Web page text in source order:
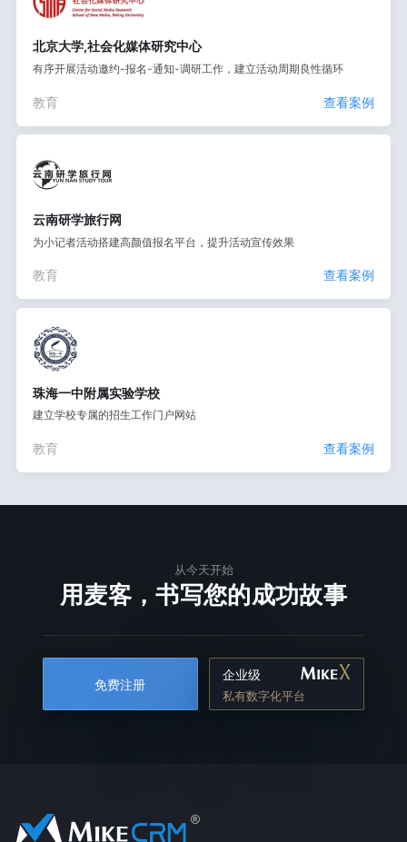
北京大学,社会化媒体研究中心
有序开展活动邀约-报名-通知-调研工作，建立活动周期良性循环
教育 查看案例
云南研学旅行网
为小记者活动搭建高颜值报名平台，提升活动宣传效果
教育 查看案例
珠海一中附属实验学校
建立学校专属的招生工作门户网站
教育 查看案例
从今天开始
用麦客，书写您的成功故事
免费注册
企业级
私有数字化平台